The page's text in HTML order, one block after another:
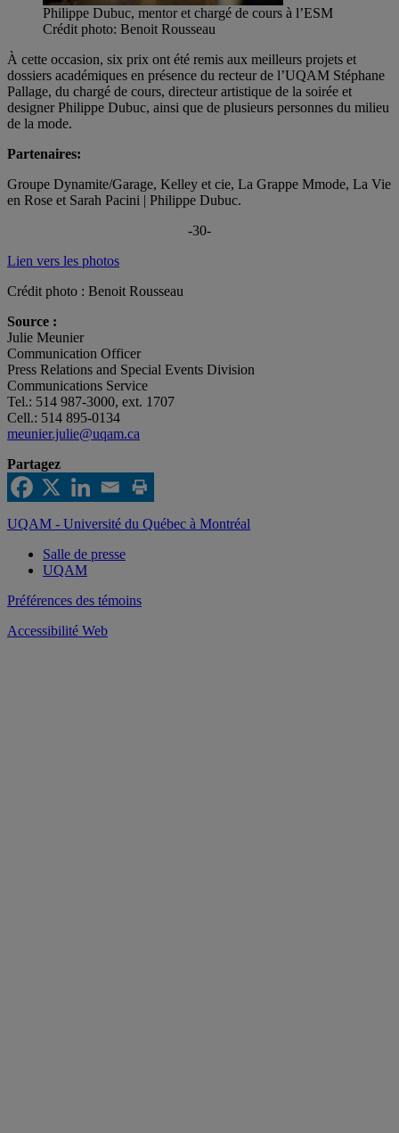
Philippe Dubuc, mentor et chargé de cours à l’ESM
Crédit photo: Benoit Rousseau
À cette occasion, six prix ont été remis aux meilleurs projets et
dossiers académiques en présence du recteur de l’UQAM Stéphane
Pallage, du chargé de cours, directeur artistique de la soirée et
designer Philippe Dubuc, ainsi que de plusieurs personnes du milieu
de la mode.
Partenaires:
Groupe Dynamite/Garage, Kelley et cie, La Grappe Mmode, La Vie
en Rose et Sarah Pacini | Philippe Dubuc.
-30-
Lien vers les photos
Crédit photo : Benoit Rousseau
Source :
Julie Meunier
Communication Officer
Press Relations and Special Events Division
Communications Service
Tel.: 514 987-3000, ext. 1707
Cell.: 514 895-0134
meunier.julie@uqam.ca
Partagez
UQAM - Université du Québec à Montréal
Salle de presse
UQAM
Préférences des témoins
Accessibilité Web